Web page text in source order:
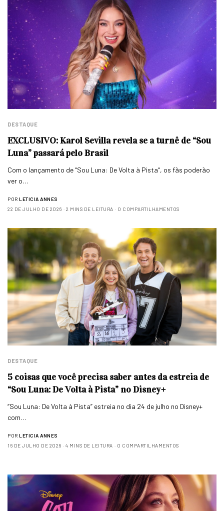
DESTAQUE
EXCLUSIVO: Karol Sevilla revela se a turnê de “Sou
Luna” passará pelo Brasil
Com o lançamento de “Sou Luna: De Volta à Pista“, os fãs poderão
ver o…
POR LETICIA ANNES
22 DE JULHO DE 2026
2 MINS DE LEITURA 0 COMPARTILHAMENTOS
DESTAQUE
5 coisas que você precisa saber antes da estreia de
“Sou Luna: De Volta à Pista” no Disney+
“Sou Luna: De Volta à Pista” estreia no dia 24 de julho no Disney+
com…
POR LETICIA ANNES
16 DE JULHO DE 2026
4 MINS DE LEITURA 0 COMPARTILHAMENTOS